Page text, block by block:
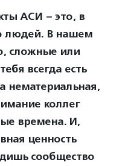
АСИ – это, в
людей. В нашем
сложные или
всегда есть
нематериальная,
коллег
времена. И,
ценность
сообщество